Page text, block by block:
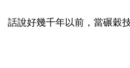
話說好幾千年以前，當碾穀